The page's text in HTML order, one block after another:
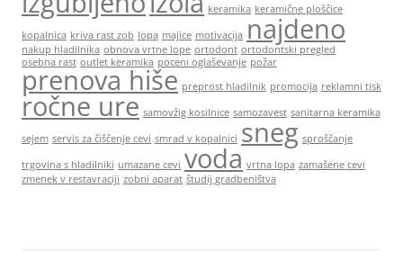
keramika keramične ploščice
kopalnica kriva rast zob lopa majice motivacija najdeno
nakup hladilnika obnova vrtne lope ortodont ortodontski pregled
osebna rast outlet keramika poceni oglaševanje požar
prenova hiše preprost hladilnik promocija reklamni tisk
ročne ure samovžig kosilnice samozavest sanitarna keramika
sejem servis za čiščenje cevi smrad v kopalnici sneg sproščanje
trgovina s hladilniki umazane cevi voda vrtna lopa zamašene cevi
zmenek v restavraciji zobni aparat študij gradbeništva